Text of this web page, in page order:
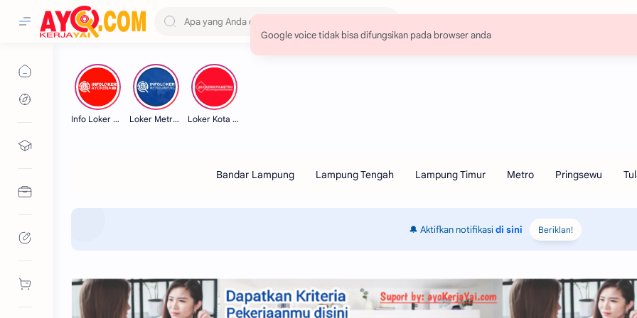
Info Loker Lampung Loker Metro Lampung Loker Kota Metro
🔔 Aktifkan notifikasidi sini Beriklan!